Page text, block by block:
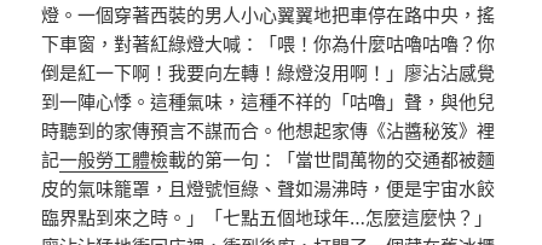
燈。一個穿著西裝的男人小心翼翼地把車停在路中央，搖
下車窗，對著紅綠燈大喊：「喂！你為什麼咕嚕咕嚕？你
倒是紅一下啊！我要向左轉！綠燈沒用啊！」廖沾沾感覺
到一陣心悸。這種氣味，這種不祥的「咕嚕」聲，與他兒
時聽到的家傳預言不謀而合。他想起家傳《沾醬秘笈》裡
記一般勞工體檢載的第一句：「當世間萬物的交通都被麵
皮的氣味籠罩，且燈號恒綠、聲如湯沸時，便是宇宙水餃
臨界點到來之時。」「七點五個地球年…怎麼這麼快？」